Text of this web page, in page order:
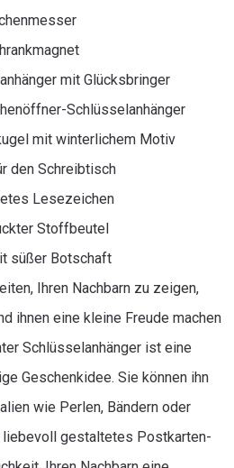
mit Glücksbringer
Schlüsselanhänger
mit winterlichem Motiv
den Schreibtisch
Lesezeichen
Stoffbeutel
süßer Botschaft
Ihren Nachbarn zu zeigen,
ihnen eine kleine Freude machen
Schlüsselanhänger ist eine
Geschenkidee. Sie können ihn
wie Perlen, Bändern oder
liebevoll gestaltetes Postkarten-